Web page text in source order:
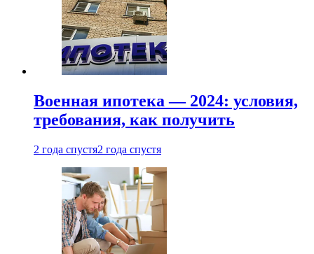
Военная ипотека — 2024: условия,
требования, как получить
2 года спустя2 года спустя